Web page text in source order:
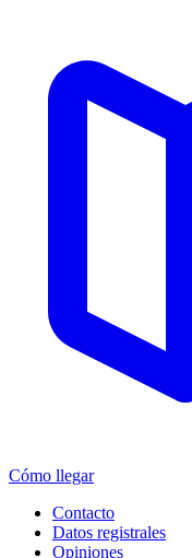
Cómo llegar
Contacto
Datos registrales
Opiniones